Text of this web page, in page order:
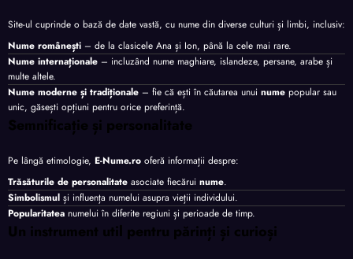
Site-ul cuprinde o bază de date vastă, cu nume din diverse culturi și limbi, inclusiv:
Nume românești – de la clasicele Ana și Ion, până la cele mai rare.
Nume internaționale – incluzând nume maghiare, islandeze, persane, arabe și
multe altele.
Nume moderne și tradiționale – fie că ești în căutarea unui nume popular sau
unic, găsești opțiuni pentru orice preferință.
Semnificație și personalitate
Pe lângă etimologie, E-Nume.ro oferă informații despre:
Trăsăturile de personalitate asociate fiecărui nume.
Simbolismul și influența numelui asupra vieții individului.
Popularitatea numelui în diferite regiuni și perioade de timp.
Un instrument util pentru părinți și curioși